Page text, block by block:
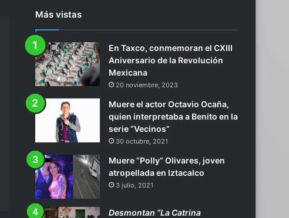
Más vistas
En Taxco, conmemoran el CXIII
Aniversario de la Revolución
Mexicana
20 noviembre, 2023
Muere el actor Octavio Ocaña,
quien interpretaba a Benito en la
serie “Vecinos”
30 octubre, 2021
Muere “Polly” Olivares, joven
atropellada en Iztacalco
3 julio, 2021
Desmontan “La Catrina